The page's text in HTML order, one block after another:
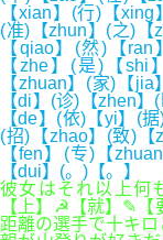
【xian】(行)【
(准)【zhun】(之)【
【qiao】(然)【
【zhe】(是)【
【zhuan】(家)【
【di】(诊)【zhen
【de】(依)【yi】(
(招)【zhao】(致)
【fen】(专)【
【dui】(。)【。】
彼女はそれ以上
【上】☭【就】✎【
距離の選手で十キ